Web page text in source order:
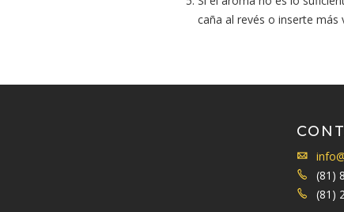
caña al revés o inserte más
(81)
(81)